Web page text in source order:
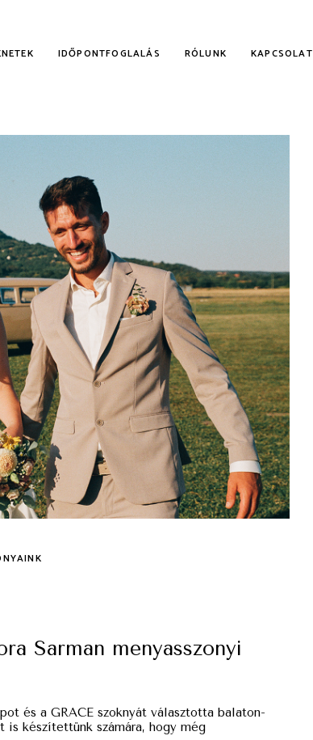
RUHÁK
IDŐPONTFOGLALÁS RÓLUNK KAPCSOLAT
Sarman menyasszonyi
és a GRACE szoknyát választotta balaton-
készítettünk számára, hogy még